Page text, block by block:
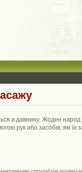
в давнину. Жоден народ
рук або засобів, які їх